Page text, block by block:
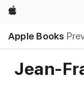
Apple
Apple Books
Nav
Open
Menu
Jean-